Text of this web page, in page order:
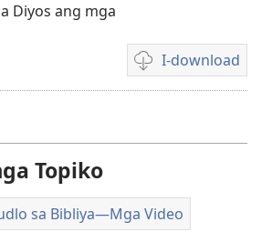
Diyos ang mga
I-download
Opsiyon
sa
video
Topiko
sa Bibliya—Mga Video